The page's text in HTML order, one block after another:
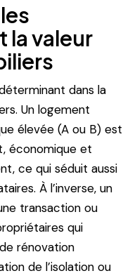
la valeur
dans la
Un logement
élevée (A ou B) est
économique et
ce qui séduit aussi
À l’inverse, un
transaction ou
qui
rénovation
de l’isolation ou